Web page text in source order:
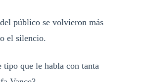
público se volvieron más
el silencio.
que le habla con tanta